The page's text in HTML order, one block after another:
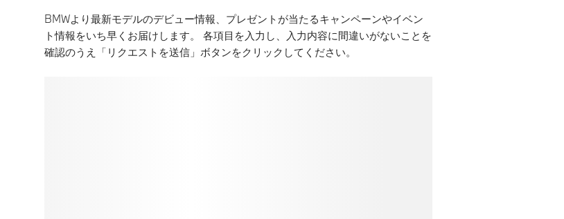
BMWより最新モデルのデビュー情報、プレゼントが当たるキャンペーンやイベン
ト情報をいち早くお届けします。 各項目を入力し、入力内容に間違いがないことを
確認のうえ「リクエストを送信」ボタンをクリックしてください。